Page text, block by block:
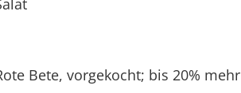
Bete, vorgekocht; bis 20% mehr